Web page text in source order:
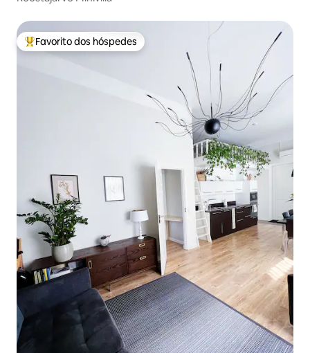
Favoritos dos hóspedes mais apreciados
Favorito dos hóspedes